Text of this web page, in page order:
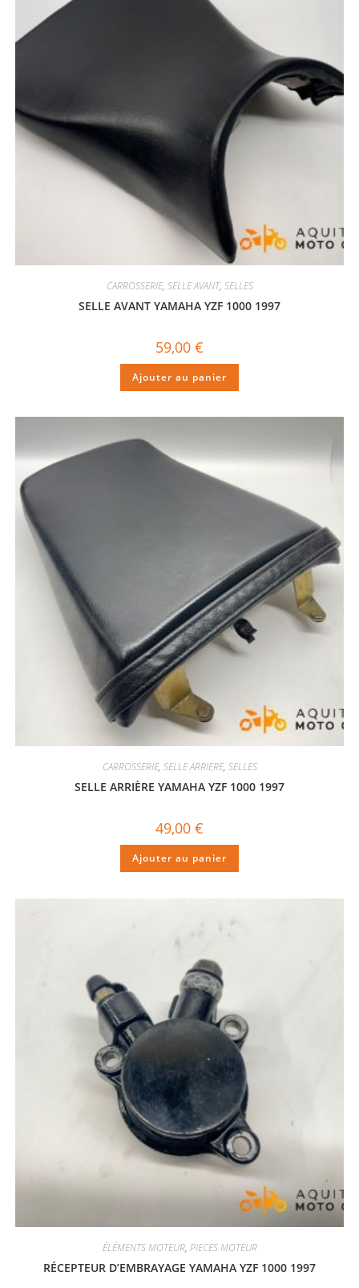
CARROSSERIE, SELLE AVANT, SELLES
SELLE AVANT YAMAHA YZF 1000 1997
59,00 €
Ajouter au panier
CARROSSERIE, SELLE ARRIERE, SELLES
SELLE ARRIÈRE YAMAHA YZF 1000 1997
49,00 €
Ajouter au panier
ÉLÉMENTS MOTEUR, PIECES MOTEUR
RÉCEPTEUR D’EMBRAYAGE YAMAHA YZF 1000 1997